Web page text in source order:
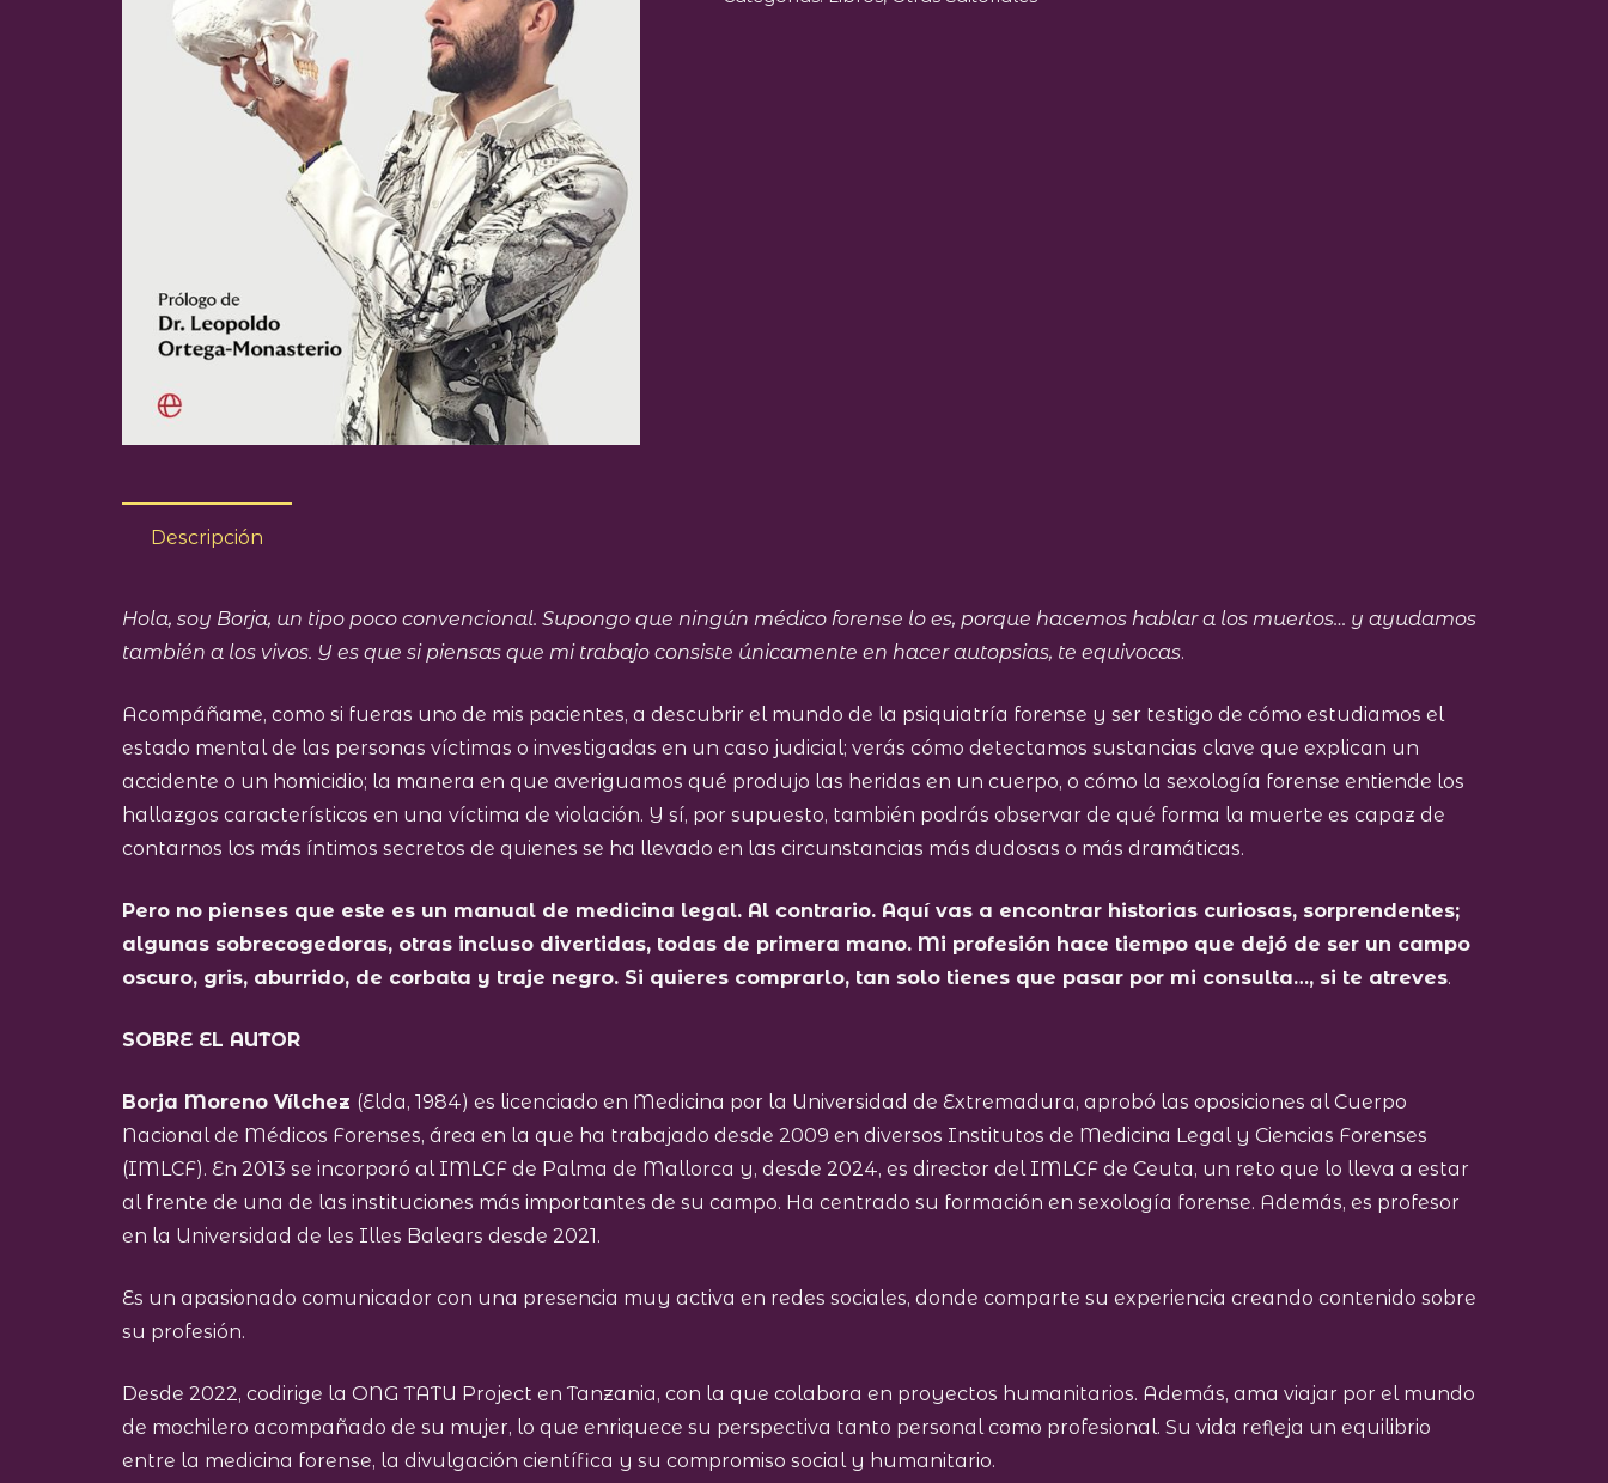
cantidad
Descripción
Hola, soy Borja, un tipo poco convencional. Supongo que ningún médico forense lo es, porque hacemos hablar a los muertos… y ayudamos
también a los vivos. Y es que si piensas que mi trabajo consiste únicamente en hacer autopsias, te equivocas.
Acompáñame, como si fueras uno de mis pacientes, a descubrir el mundo de la psiquiatría forense y ser testigo de cómo estudiamos el
estado mental de las personas víctimas o investigadas en un caso judicial; verás cómo detectamos sustancias clave que explican un
accidente o un homicidio; la manera en que averiguamos qué produjo las heridas en un cuerpo, o cómo la sexología forense entiende los
hallazgos característicos en una víctima de violación. Y sí, por supuesto, también podrás observar de qué forma la muerte es capaz de
contarnos los más íntimos secretos de quienes se ha llevado en las circunstancias más dudosas o más dramáticas.
Pero no pienses que este es un manual de medicina legal. Al contrario. Aquí vas a encontrar historias curiosas, sorprendentes;
algunas sobrecogedoras, otras incluso divertidas, todas de primera mano. Mi profesión hace tiempo que dejó de ser un campo
oscuro, gris, aburrido, de corbata y traje negro. Si quieres comprarlo, tan solo tienes que pasar por mi consulta…, si te atreves.
SOBRE EL AUTOR
Borja Moreno Vílchez (Elda, 1984) es licenciado en Medicina por la Universidad de Extremadura, aprobó las oposiciones al Cuerpo
Nacional de Médicos Forenses, área en la que ha trabajado desde 2009 en diversos Institutos de Medicina Legal y Ciencias Forenses
(IMLCF). En 2013 se incorporó al IMLCF de Palma de Mallorca y, desde 2024, es director del IMLCF de Ceuta, un reto que lo lleva a estar
al frente de una de las instituciones más importantes de su campo. Ha centrado su formación en sexología forense. Además, es profesor
en la Universidad de les Illes Balears desde 2021.
Es un apasionado comunicador con una presencia muy activa en redes sociales, donde comparte su experiencia creando contenido sobre
su profesión.
Desde 2022, codirige la ONG TATU Project en Tanzania, con la que colabora en proyectos humanitarios. Además, ama viajar por el mundo
de mochilero acompañado de su mujer, lo que enriquece su perspectiva tanto personal como profesional. Su vida refleja un equilibrio
entre la medicina forense, la divulgación científica y su compromiso social y humanitario.